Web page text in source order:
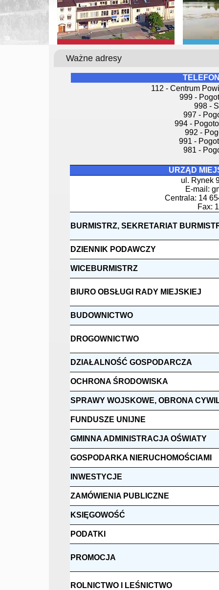
Ważne adresy
112 - Centrum
999 -
998 -
997 -
994 -
992 -
991 -
981 -
URZĄD
ul. Rynek
E-mail:
Centrala: 14
Fax:
BURMISTRZ, SEKRETARIAT
DZIENNIK PODAWCZY
WICEBURMISTRZ
BIURO OBSŁUGI RADY MIEJSKIEJ
BUDOWNICTWO
DROGOWNICTWO
DZIAŁALNOŚĆ GOSPODARCZA
OCHRONA ŚRODOWISKA
SPRAWY WOJSKOWE, OBRONA
FUNDUSZE UNIJNE
GMINNA ADMINISTRACJA OŚWIATY
GOSPODARKA NIERUCHOMOŚCIAMI
INWESTYCJE
ZAMÓWIENIA PUBLICZNE
KSIĘGOWOŚĆ
PODATKI
PROMOCJA
ROLNICTWO I LEŚNICTWO